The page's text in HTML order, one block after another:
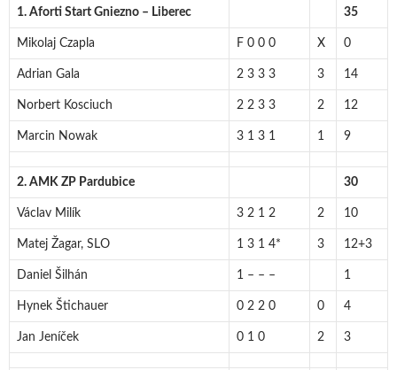
1. Aforti Start Gniezno – Liberec 35
Mikolaj Czapla F 0 0 0 X 0
Adrian Gala 2 3 3 3 3 14
Norbert Kosciuch 2 2 3 3 2 12
Marcin Nowak 3 1 3 1 1 9
2. AMK ZP Pardubice 30
Václav Milík 3 2 1 2 2 10
Matej Žagar, SLO 1 3 1 4* 3 12+3
Daniel Šilhán 1 – – – 1
Hynek Štichauer 0 2 2 0 0 4
Jan Jeníček 0 1 0 2 3